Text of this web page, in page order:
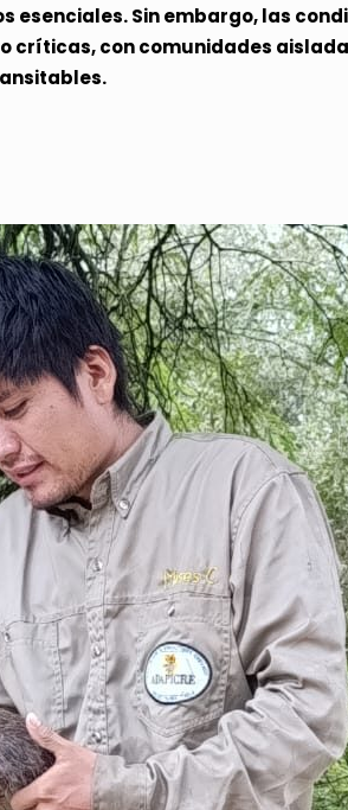
esenciales. Sin embargo, las
críticas, con comunidades